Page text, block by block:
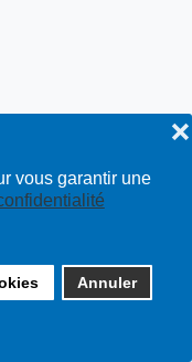
vous garantir une
Annuler
❌
réservés | site :